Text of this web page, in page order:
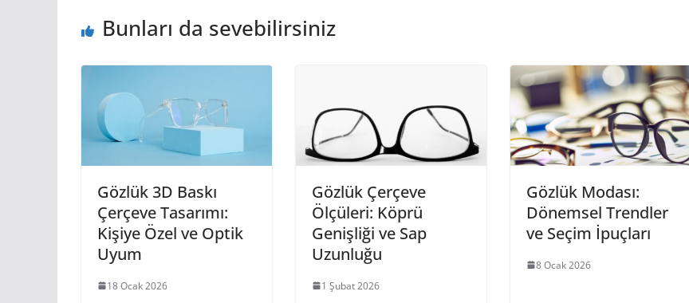
Bunları da sevebilirsiniz
Gözlük 3D Baskı
Çerçeve Tasarımı:
Kişiye Özel ve Optik
Uyum
18 Ocak 2026
Gözlük Çerçeve
Ölçüleri: Köprü
Genişliği ve Sap
Uzunluğu
1 Şubat 2026
Gözlük Modası:
Dönemsel Trendler
ve Seçim İpuçları
8 Ocak 2026